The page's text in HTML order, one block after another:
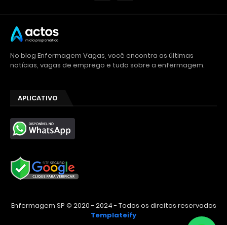
No blog Enfermagem Vagas, você encontra as últimas
notícias, vagas de emprego e tudo sobre a enfermagem.
APLICATIVO
Enfermagem SP © 2020 - 2024 - Todos os direitos reservados
Templateify